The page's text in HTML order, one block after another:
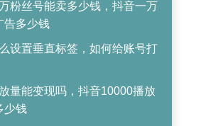
粉丝号能卖多少钱，抖音一万
告多少钱
设置垂直标签，如何给账号打
量能变现吗，抖音10000播放
少钱